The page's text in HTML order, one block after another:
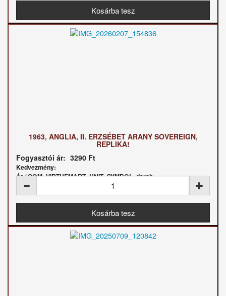
1963, ANGLIA, II. ERZSÉBET ARANY SOVEREIGN,
REPLIKA!
Fogyasztói ár: 3290 Ft
Kedvezmény:
Ár / COM_VIRTUEMART_UNIT_SYMBOL_darab: